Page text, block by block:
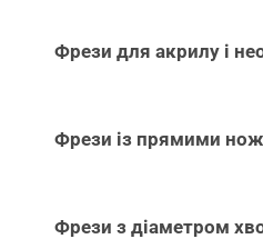
Фрези для акрилу і
Фрези із прямими
Фрези з діаметром